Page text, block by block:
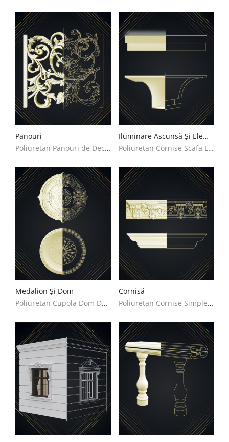
Panouri
Poliuretan Panouri de Decoupat Decoratiuni Casa
Iluminare Ascunsă Și Element Decorativ
Poliuretan Cornise Scafa Led Decoratiuni Casa
Medalion Și Dom
Poliuretan Cupola Dom Decoratiuni Casa
Cornișă
Poliuretan Cornise Simple Decoratiuni Casa